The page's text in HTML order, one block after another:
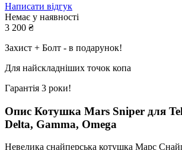
Написати відгук
Немає у наявності
3 200 ₴
Захист + Болт - в подарунок!
Для найскладніших точок копа
Гарантія 3 роки!
Опис Котушка Mars Sniper для
Delta, Gamma, Omega
Невелика снайперська котушка Марс